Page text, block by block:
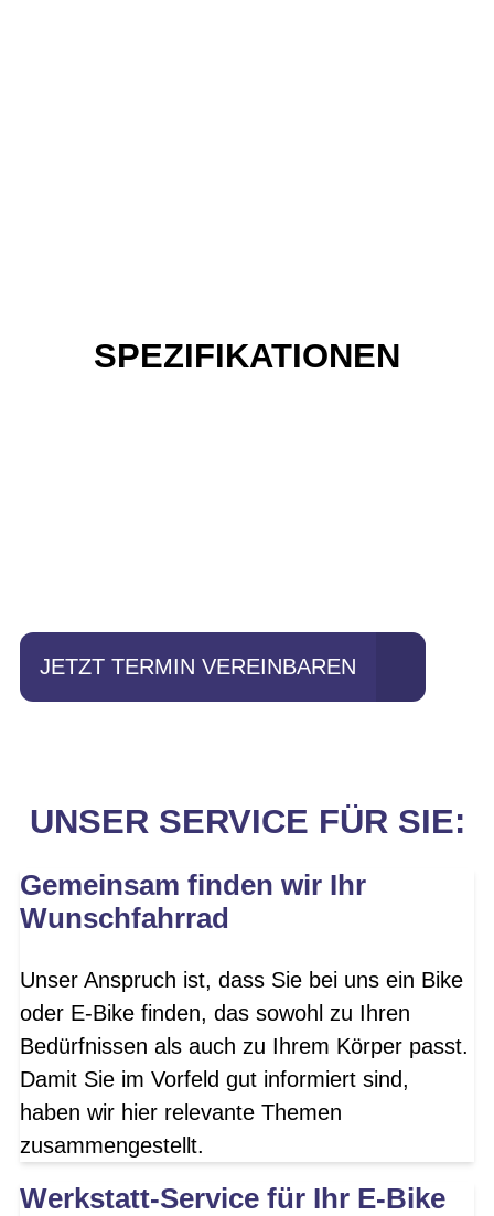
SPEZIFIKATIONEN
JETZT TERMIN VEREINBAREN
UNSER SERVICE FÜR SIE:
Gemeinsam finden wir Ihr
Wunschfahrrad
Unser Anspruch ist, dass Sie bei uns ein Bike
oder E-Bike finden, das sowohl zu Ihren
Bedürfnissen als auch zu Ihrem Körper passt.
Damit Sie im Vorfeld gut informiert sind,
haben wir hier relevante Themen
zusammengestellt.
Werkstatt-Service für Ihr E-Bike